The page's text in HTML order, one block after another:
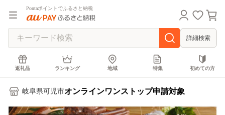
Pontaポイントでふるさと納税
詳細検索
返礼品 ランキング 地域 特集 初めての方
岐阜県可児市オンラインワンストップ申請対象